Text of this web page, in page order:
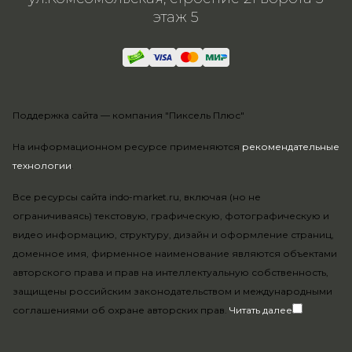
На информационном ресурсе применяются рекомендательные
технологии.
Все ресурсы сайта indo-market.ru, включая (но не
ограничиваясь) текстовую, графическую, фотографическую и
видео информацию, структуру, дизайн и оформление страниц,
доменное имя, фирменное наименование являются объектами
авторского права и прав на интеллектуальную собственность,
защищены российским законодательством и международными
соглашениями об охране авторских прав. Читать далее
этаж 5
Поддержка сайта — компания "Пиксель Плюс"